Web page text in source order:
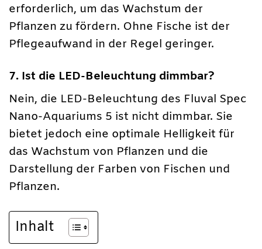
erforderlich, um das Wachstum der
Pflanzen zu fördern. Ohne Fische ist der
Pflegeaufwand in der Regel geringer.
7. Ist die LED-Beleuchtung dimmbar?
Nein, die LED-Beleuchtung des Fluval Spec
Nano-Aquariums 5 ist nicht dimmbar. Sie
bietet jedoch eine optimale Helligkeit für
das Wachstum von Pflanzen und die
Darstellung der Farben von Fischen und
Pflanzen.
Inhalt